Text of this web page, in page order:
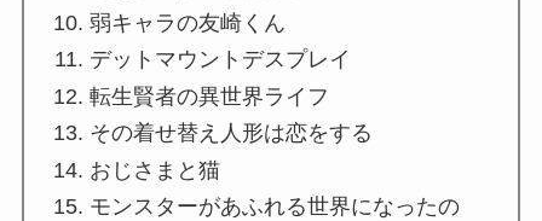
弱キャラの友崎くん
デットマウントデスプレイ
転生賢者の異世界ライフ
その着せ替え人形は恋をする
おじさまと猫
モンスターがあふれる世界になったの